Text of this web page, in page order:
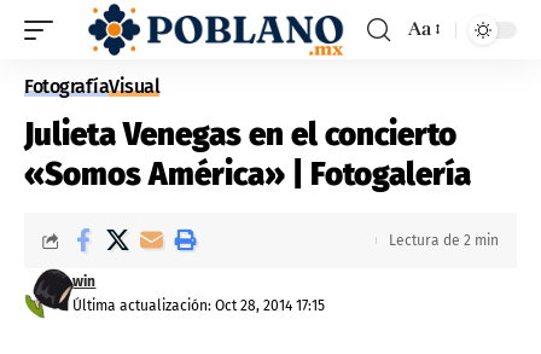
Aa
FotografíaVisual
Julieta Venegas en el concierto
«Somos América» | Fotogalería
Última actualización: Oct 28, 2014 17:15
win
Lectura de 2 min